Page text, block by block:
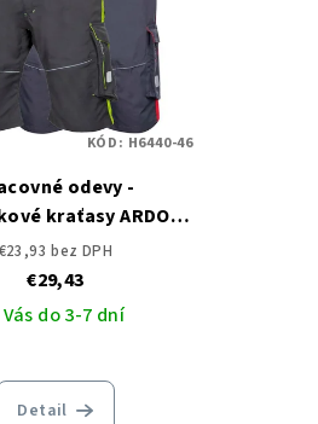
odevy -
kraťasy ARDON
NEON
€23,93 bez DPH
€29,43
Vás do 3-7 dní
Detail
KÓD: H6440-46